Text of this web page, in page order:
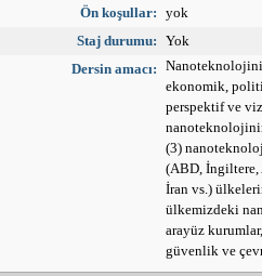
Ön koşullar: yok
Staj durumu: Yok
Dersin amacı:
ekonomik,
perspektif ve
(3)
(ABD, İngiltere,
İran vs.)
ülkemizdeki
arayüz
güvenlik ve